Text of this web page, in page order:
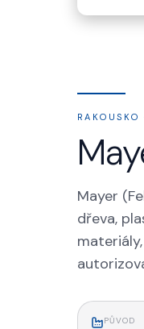
RAKOUSKO
Mayer
dřeva,
PŮVOD